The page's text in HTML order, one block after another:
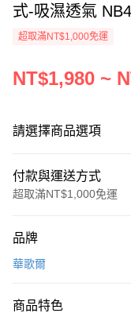
式-吸濕透氣
超取滿NT$1,000免運
NT$1,980 ~
請選擇商品選項
付款與運送方式
超取滿NT$1,000免運
信用卡一次付款
LINE Pay
品牌
華歌爾
商品特色